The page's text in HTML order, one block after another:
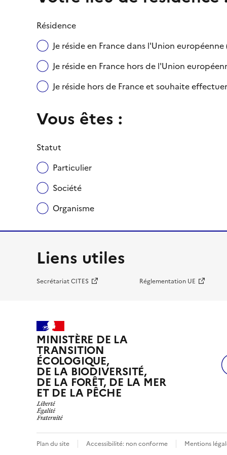
Résidence
Je réside en France dans l'Union
Je réside en France hors de l'Union
Je réside hors de France et souhaite
Vous êtes :
Statut
Particulier
Société
Organisme
Liens utiles
Secrétariat CITES Réglementation UE
MINISTÈRE DE LA
TRANSITION
ÉCOLOGIQUE,
DE LA BIODIVERSITÉ,
DE LA FORÊT, DE LA MER
ET DE LA PÊCHE
Plan du site Accessibilité: non conforme Mentions